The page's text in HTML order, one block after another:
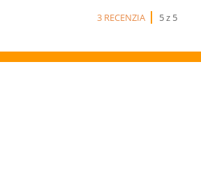
3 RECENZIA 5 z 5